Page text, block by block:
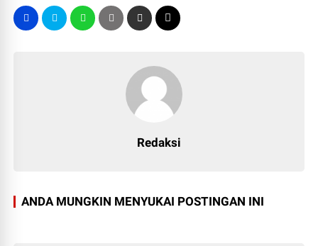
Redaksi
ANDA MUNGKIN MENYUKAI POSTINGAN INI